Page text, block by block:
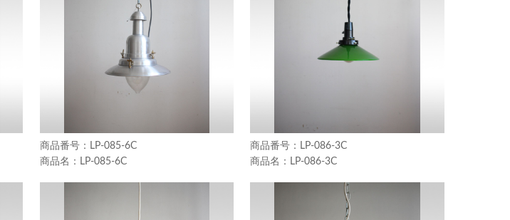
LP-085-6C
LP-085-6C
LP-086-3C
LP-086-3C